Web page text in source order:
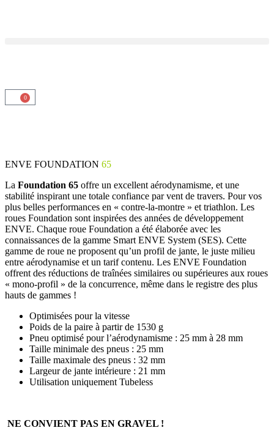
0
ENVE FOUNDATION 65
La Foundation 65 offre un excellent aérodynamisme, et une
stabilité inspirant une totale confiance par vent de travers. Pour vos
plus belles performances en « contre-la-montre » et triathlon. Les
roues Foundation sont inspirées des années de développement
ENVE. Chaque roue Foundation a été élaborée avec les
connaissances de la gamme Smart ENVE System (SES). Cette
gamme de roue ne proposent qu’un profil de jante, le juste milieu
entre aérodynamise et un tarif contenu. Les ENVE Foundation
offrent des réductions de traînées similaires ou supérieures aux roues
« mono-profil » de la concurrence, même dans le registre des plus
hauts de gammes !
Optimisées pour la vitesse
Poids de la paire à partir de 1530 g
Pneu optimisé pour l’aérodynamisme : 25 mm à 28 mm
Taille minimale des pneus : 25 mm
Taille maximale des pneus : 32 mm
Largeur de jante intérieure : 21 mm
Utilisation uniquement Tubeless
NE CONVIENT PAS EN GRAVEL !